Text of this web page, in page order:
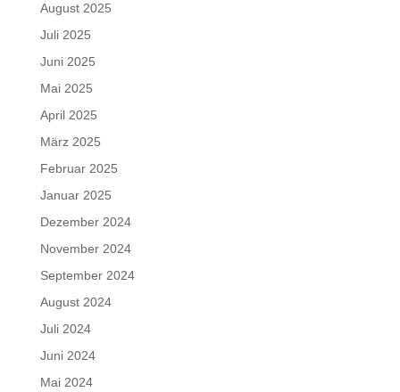
August 2025
Juli 2025
Juni 2025
Mai 2025
April 2025
März 2025
Februar 2025
Januar 2025
Dezember 2024
November 2024
September 2024
August 2024
Juli 2024
Juni 2024
Mai 2024